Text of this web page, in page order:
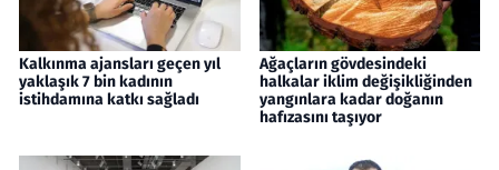
Kalkınma ajansları geçen yıl
yaklaşık 7 bin kadının
istihdamına katkı sağladı
Ağaçların gövdesindeki
halkalar iklim değişikliğinden
yangınlara kadar doğanın
hafızasını taşıyor